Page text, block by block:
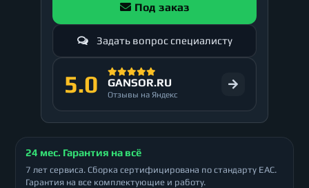
Под заказ
Задать вопрос специалисту
5.0 GANSOR.RU
Отзывы на Яндекс
24 мес. Гарантия на всё
7 лет сервиса. Сборка сертифицирована по стандарту ЕАС.
Гарантия на все комплектующие и работу.